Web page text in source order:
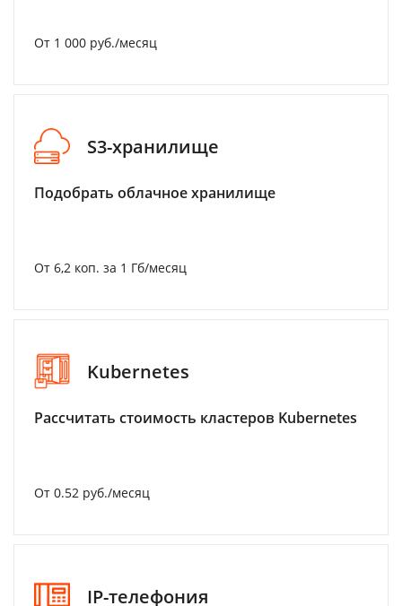
От 1 000 руб./месяц
S3-хранилище
Подобрать облачное хранилище
От 6,2 коп. за 1 Гб/месяц
Kubernetes
Рассчитать стоимость кластеров Kubernetes
От 0.52 руб./месяц
IP-телефония